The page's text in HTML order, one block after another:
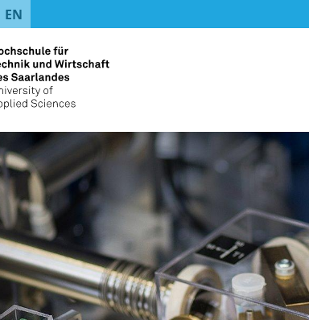
EN